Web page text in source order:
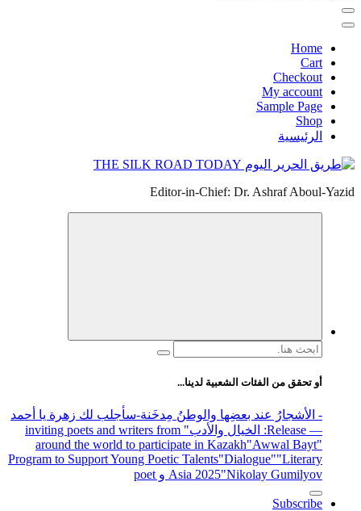
Home
Cart
Checkout
My account
Sample Page
Shop
الرئيسية
Editor-in-Chief: Dr. Ashraf Aboul-Yazid
البحث
أو تحقق من الفئات الشعبية لدينا...
- الأشجارُ عند بعضِها والوطنُ مِدخَنة-سأجلب لك زهرة يا أحمد
— Release
: الخيال والأدب
" inviting poets and writers from
around the world to participate in Kazakh"Awwal Bayt"
Program to Support Young Poetic Talents"Dialogue""Literary
Asia 2025"Nikolay Gumilyov و poet
Subscribe